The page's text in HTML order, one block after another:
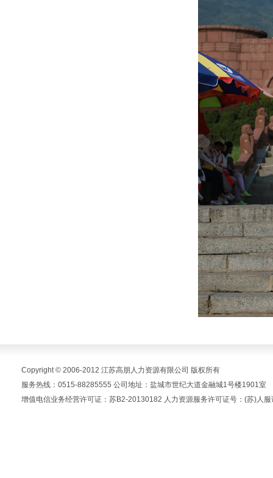
Copyright © 2006-2012 江苏高朋人力资源有限公司 版权所有
服务热线：0515-88285555 公司地址：盐城市世纪大道金融城1号楼1901室
增值电信业务经营许可证：苏B2-20130182 人力资源服务许可证号：(苏)人